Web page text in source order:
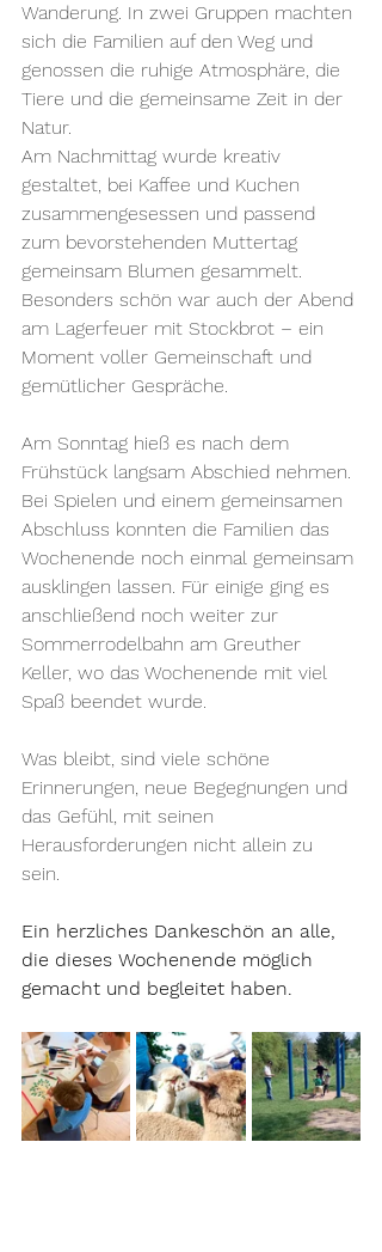
Wanderung. In zwei Gruppen machten
sich die Familien auf den Weg und
genossen die ruhige Atmosphäre, die
Tiere und die gemeinsame Zeit in der
Natur.
Am Nachmittag wurde kreativ
gestaltet, bei Kaffee und Kuchen
zusammengesessen und passend
zum bevorstehenden Muttertag
gemeinsam Blumen gesammelt.
Besonders schön war auch der Abend
am Lagerfeuer mit Stockbrot – ein
Moment voller Gemeinschaft und
gemütlicher Gespräche.
Am Sonntag hieß es nach dem
Frühstück langsam Abschied nehmen.
Bei Spielen und einem gemeinsamen
Abschluss konnten die Familien das
Wochenende noch einmal gemeinsam
ausklingen lassen. Für einige ging es
anschließend noch weiter zur
Sommerrodelbahn am Greuther
Keller, wo das Wochenende mit viel
Spaß beendet wurde.
Was bleibt, sind viele schöne
Erinnerungen, neue Begegnungen und
das Gefühl, mit seinen
Herausforderungen nicht allein zu
sein.
Ein herzliches Dankeschön an alle,
die dieses Wochenende möglich
gemacht und begleitet haben.